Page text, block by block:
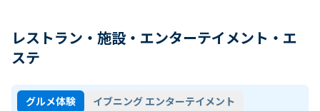
レストラン・施設・エンターテイメント・エ
ステ
グルメ体験
イブニング エンターテイメント